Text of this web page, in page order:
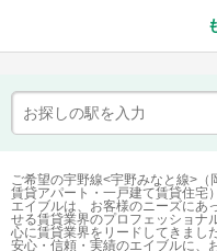
ご希望の宇野線<宇野みなと線>（
賃貸アパート・一戸建て賃貸住宅
エイブルは、お客様のニーズにあ
せる賃貸業界のプロフェッショナ
心に賃貸業界をリードしてきました
安心・信頼・実績のエイブルに、